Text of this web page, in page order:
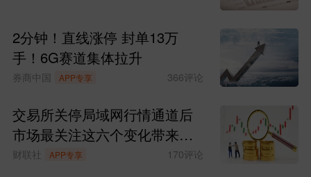
2分钟！直线涨停 封单13万
手！6G赛道集体拉升
券商中国 APP专享 366评论
交易所关停局域网行情通道后
市场最关注这六个变化带来的
影响
财联社 APP专享 170评论